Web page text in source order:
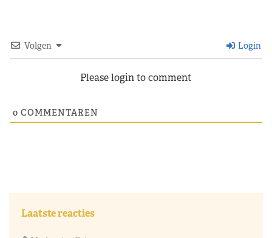
Volgen Login
Please login to comment
0 COMMENTAREN
Laatste reacties